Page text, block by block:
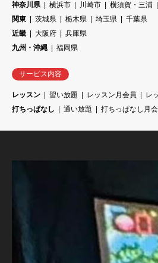
神奈川県
横浜市 川崎市 横須賀・三浦
関東
茨城県 栃木県 埼玉県
千葉県
近畿
大阪府
兵庫県
九州・沖縄
福岡県
サービス内容
レッスン 習い放題 レッスン月会員
レ
打ちっぱなし
通い放題 打ちっぱなし月